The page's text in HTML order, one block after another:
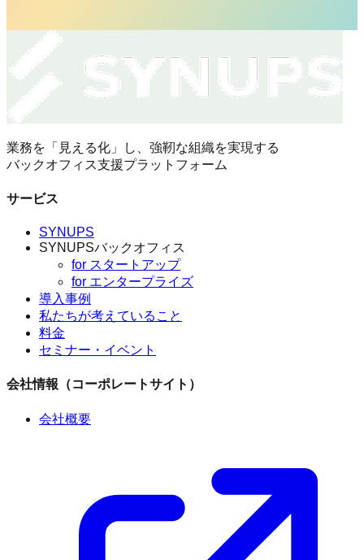
業務を「見える化」し、強靭な組織を実現する
バックオフィス支援プラットフォーム
サービス
SYNUPS
SYNUPSバックオフィス
for スタートアップ
for エンタープライズ
導入事例
私たちが考えていること
料金
セミナー・イベント
会社情報（コーポレートサイト）
会社概要